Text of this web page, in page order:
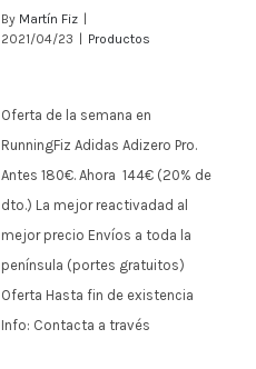
Oferta Adidas Adizero Pro
By Martín Fiz
2021/04/23
Productos
Oferta de la semana en
RunningFiz Adidas Adizero Pro.
Antes 180€. Ahora 144€ (20% de
dto.) La mejor reactivadad al
mejor precio Envíos a toda la
península (portes gratuitos)
Oferta Hasta fin de existencia
Info: Contacta a través